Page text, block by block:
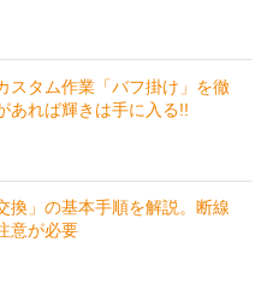
スタム作業「バフ掛け」を徹
あれば輝きは手に入る!!
換」の基本手順を解説。断線
意が必要